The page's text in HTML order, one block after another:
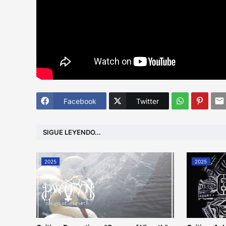
Facebook Twitter
SIGUE LEYENDO...
2025 2025